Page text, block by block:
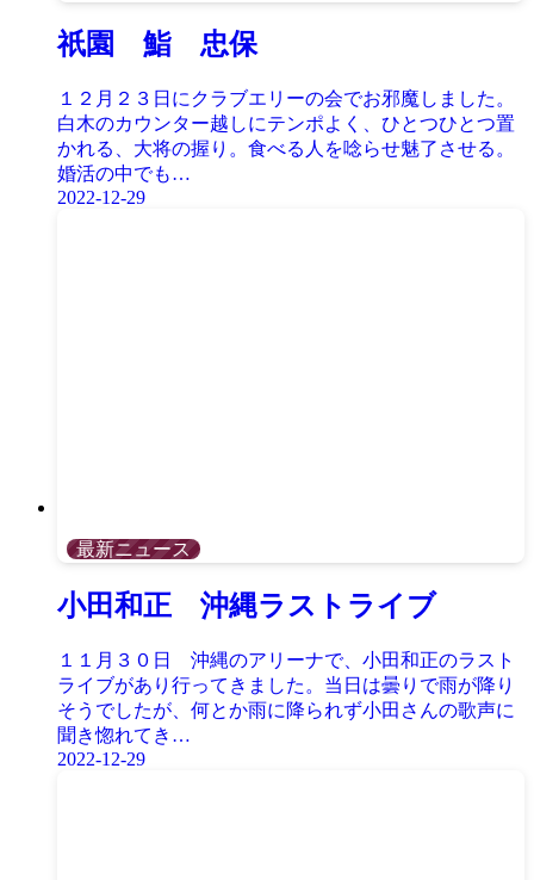
祇園 鮨 忠保
１２月２３日にクラブエリーの会でお邪魔しました。
白木のカウンター越しにテンポよく、ひとつひとつ置
かれる、大将の握り。食べる人を唸らせ魅了させる。
婚活の中でも…
2022-12-29
最新ニュース
小田和正 沖縄ラストライブ
１１月３０日 沖縄のアリーナで、小田和正のラスト
ライブがあり行ってきました。当日は曇りで雨が降り
そうでしたが、何とか雨に降られず小田さんの歌声に
聞き惚れてき…
2022-12-29